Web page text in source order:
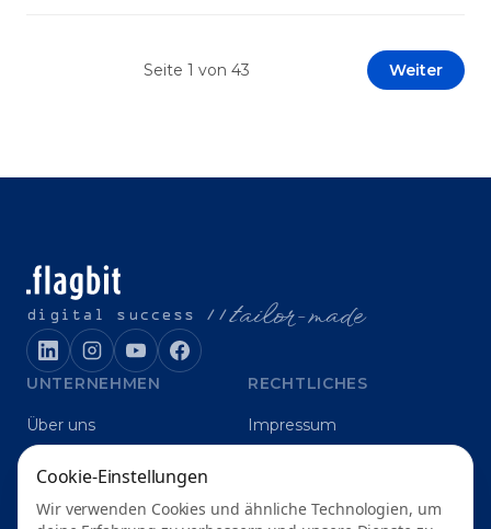
Prototypen entwickeln und interne Skepsis
abbauen. Der zentrale Begriff dieses Beitrags ist
Seite 1 von 43 Weiter
digital success //tailor-made
UNTERNEHMEN
Über uns
RECHTLICHES
Impressum
Cookie-Einstellungen
Wir verwenden Cookies und ähnliche Technologien, um